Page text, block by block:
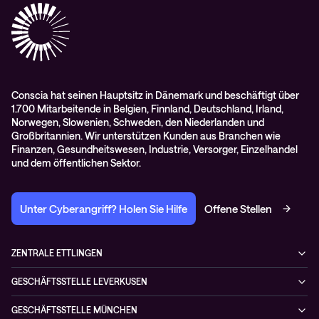
RMA-Antrag
AGB
Conscia hat seinen Hauptsitz in Dänemark und beschäftigt über
1.700 Mitarbeitende in Belgien, Finnland, Deutschland, Irland,
Norwegen, Slowenien, Schweden, den Niederlanden und
Großbritannien. Wir unterstützen Kunden aus Branchen wie
Finanzen, Gesundheitswesen, Industrie, Versorger, Einzelhandel
und dem öffentlichen Sektor.
Unter Cyberangriff? Holen Sie Hilfe Offene Stellen
ZENTRALE ETTLINGEN
Otto-Hahn-Str. 18
76275 Ettlingen
Deutschland
GESCHÄFTSSTELLE LEVERKUSEN
Düsseldorfer Straße 29
GESCHÄFTSSTELLE MÜNCHEN